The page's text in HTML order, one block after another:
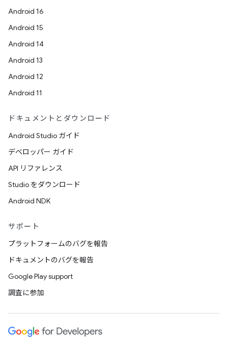
Android 16
Android 15
Android 14
Android 13
Android 12
Android 11
ドキュメントとダウンロード
Android Studio ガイド
デベロッパー ガイド
API リファレンス
Studio をダウンロード
Android NDK
サポート
プラットフォームのバグを報告
ドキュメントのバグを報告
Google Play support
調査に参加